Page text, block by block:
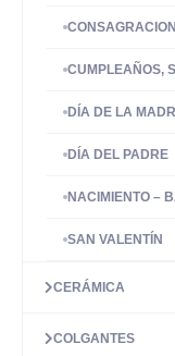
CUMPLEAÑOS,
DÍA DE LA
DÍA DEL PADRE
NACIMIENTO –
SAN VALENTÍN
CERÁMICA
COLGANTES